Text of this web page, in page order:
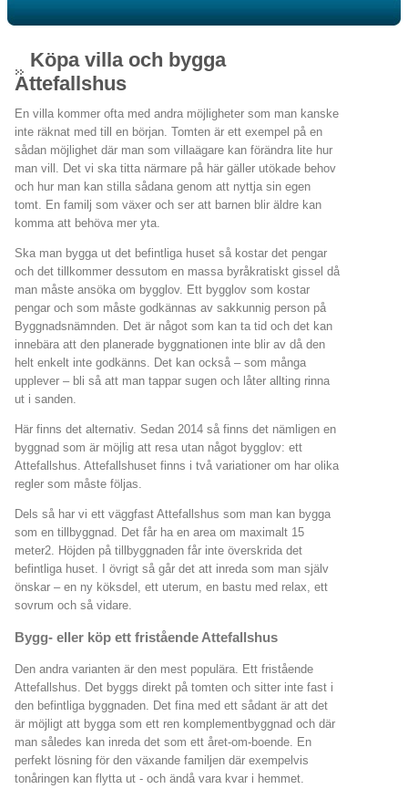
Köpa villa och bygga
Attefallshus
En villa kommer ofta med andra möjligheter som man kanske
inte räknat med till en början. Tomten är ett exempel på en
sådan möjlighet där man som villaägare kan förändra lite hur
man vill. Det vi ska titta närmare på här gäller utökade behov
och hur man kan stilla sådana genom att nyttja sin egen
tomt. En familj som växer och ser att barnen blir äldre kan
komma att behöva mer yta.
Ska man bygga ut det befintliga huset så kostar det pengar
och det tillkommer dessutom en massa byråkratiskt gissel då
man måste ansöka om bygglov. Ett bygglov som kostar
pengar och som måste godkännas av sakkunnig person på
Byggnadsnämnden. Det är något som kan ta tid och det kan
innebära att den planerade byggnationen inte blir av då den
helt enkelt inte godkänns. Det kan också – som många
upplever – bli så att man tappar sugen och låter allting rinna
ut i sanden.
Här finns det alternativ. Sedan 2014 så finns det nämligen en
byggnad som är möjlig att resa utan något bygglov: ett
Attefallshus. Attefallshuset finns i två variationer om har olika
regler som måste följas.
Dels så har vi ett väggfast Attefallshus som man kan bygga
som en tillbyggnad. Det får ha en area om maximalt 15
meter2. Höjden på tillbyggnaden får inte överskrida det
befintliga huset. I övrigt så går det att inreda som man själv
önskar – en ny köksdel, ett uterum, en bastu med relax, ett
sovrum och så vidare.
Bygg- eller köp ett fristående Attefallshus
Den andra varianten är den mest populära. Ett fristående
Attefallshus. Det byggs direkt på tomten och sitter inte fast i
den befintliga byggnaden. Det fina med ett sådant är att det
är möjligt att bygga som ett ren komplementbyggnad och där
man således kan inreda det som ett året-om-boende. En
perfekt lösning för den växande familjen där exempelvis
tonåringen kan flytta ut - och ändå vara kvar i hemmet.